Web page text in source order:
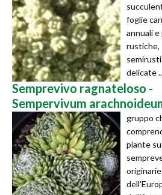
foglie
annuali e
rustiche,
delicate
Semprevivo ragnateloso -
Sempervivum
gruppo
piante
originarie